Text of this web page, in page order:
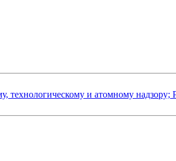
технологическому и атомному надзору;